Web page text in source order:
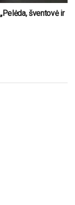
šventovė ir